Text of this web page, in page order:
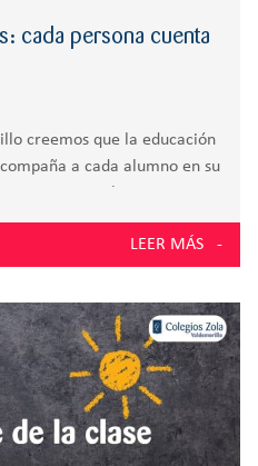
cada persona cuenta
creemos que la educación
a cada alumno en su
queremos visibilizar
creativas y seguras de
LEER MÁS